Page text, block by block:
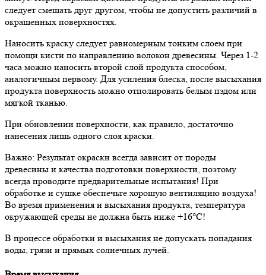
следует смешать друг другом, чтобы не допустить различий в
окрашенных поверхностях.
Наносить краску следует равномерным тонким слоем при
помощи кисти по направлению волокон древесины. Через 1-2
часа можно наносить второй слой продукта способом,
аналогичным первому. Для усиления блеска, после высыхания
продукта поверхность можно отполировать белым пэдом или
мягкой тканью.
При обновлении поверхности, как правило, достаточно
нанесения лишь одного слоя краски.
Важно: Результат окраски всегда зависит от породы
древесины и качества подготовки поверхности, поэтому
всегда проводите предварительные испытания! При
обработке и сушке обеспечьте хорошую вентиляцию воздуха!
Во время применения и высыхания продукта, температура
окружающей среды не должна быть ниже +16°C!
В процессе обработки и высыхания не допускать попадания
воды, грязи и прямых солнечных лучей.